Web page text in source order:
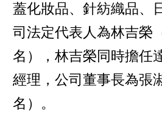
蓋化妝品、針紡織品、
司法定代表人為林吉榮
名），林吉榮同時擔任
經理，公司董事長為張
名）。